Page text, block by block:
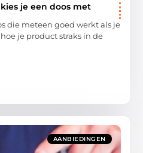
je een doos met
die meteen goed werkt als je
je product straks in de
AANBIEDINGEN